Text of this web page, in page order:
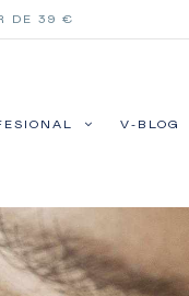
DE 39 €
V-BLOG